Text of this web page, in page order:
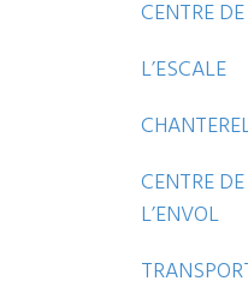
CENTRE
L’ESCALE
CENTRE
L’ENVOL